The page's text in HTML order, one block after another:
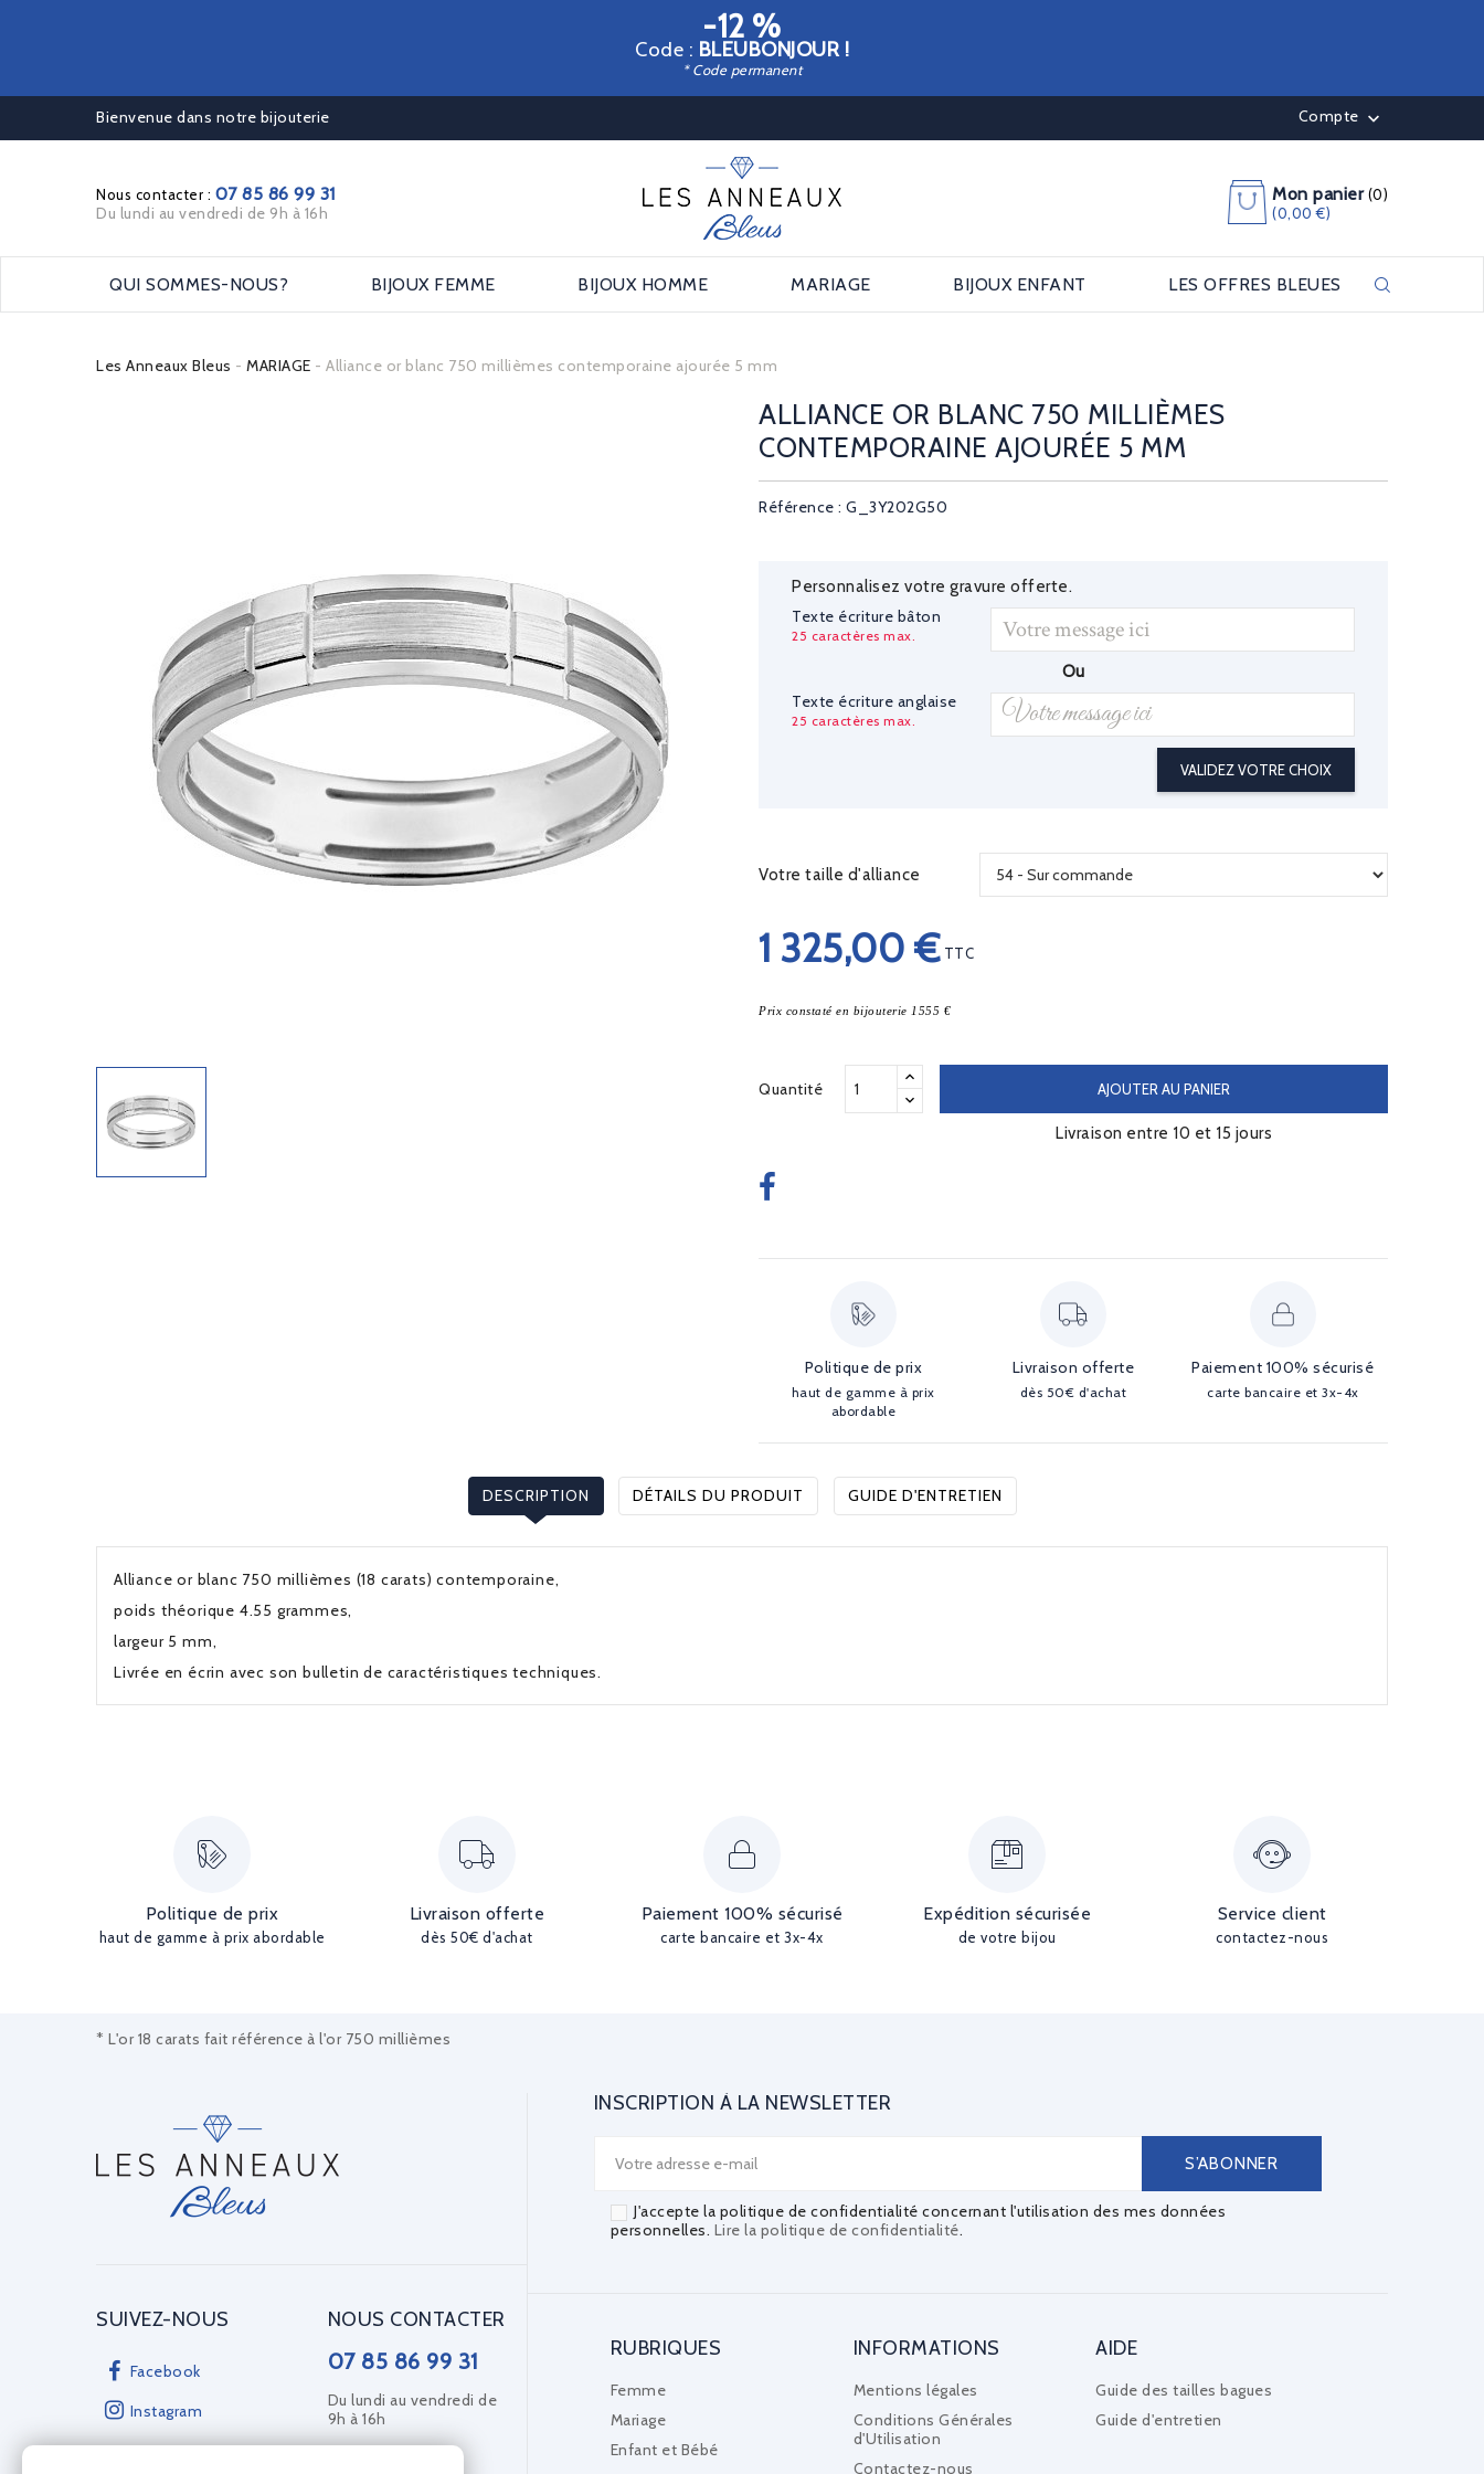
-12 %
Code : BLEUBONJOUR !
* Code permanent
Bienvenue dans notre bijouterie Compte 
Nous contacter : 07 85 86 99 31
Du lundi au vendredi de 9h à 16h
Mon panier (0)
(0,00 €)
QUI SOMMES-NOUS? BIJOUX FEMME BIJOUX HOMME MARIAGE BIJOUX ENFANT LES OFFRES BLEUES
Les Anneaux Bleus MARIAGE Alliance or blanc 750 millièmes contemporaine ajourée 5 mm
ALLIANCE OR BLANC 750 MILLIÈMES
CONTEMPORAINE AJOURÉE 5 MM
Référence : G_3Y202G50
Personnalisez votre gravure offerte.
Texte écriture bâton
25 caractères max.
Ou
Texte écriture anglaise
25 caractères max.
VALIDEZ VOTRE CHOIX
Votre taille d'alliance
1 325,00 € TTC
Prix constaté en bijouterie 1555 €
Quantité AJOUTER AU PANIER
Livraison entre 10 et 15 jours
Politique de prix
haut de gamme à prix
abordable
Livraison offerte
dès 50€ d'achat
Paiement 100% sécurisé
carte bancaire et 3x-4x
DESCRIPTION DÉTAILS DU PRODUIT GUIDE D'ENTRETIEN
Alliance or blanc 750 millièmes (18 carats) contemporaine,
poids théorique 4.55 grammes,
largeur 5 mm,
Livrée en écrin avec son bulletin de caractéristiques techniques.
Politique de prix
haut de gamme à prix abordable
Livraison offerte
dès 50€ d'achat
Paiement 100% sécurisé
carte bancaire et 3x-4x
Expédition sécurisée
de votre bijou
Service client
contactez-nous
* L'or 18 carats fait référence à l'or 750 millièmes
SUIVEZ-NOUS
Facebook
Instagram
NOUS CONTACTER
07 85 86 99 31
Du lundi au vendredi de
9h à 16h
INSCRIPTION À LA NEWSLETTER
J'accepte la politique de confidentialité concernant l'utilisation des mes données
personnelles. Lire la politique de confidentialité.
RUBRIQUES
Femme
Mariage
Enfant et Bébé
INFORMATIONS
Mentions légales
Conditions Générales
d'Utilisation
Contactez-nous
AIDE
Guide des tailles bagues
Guide d'entretien